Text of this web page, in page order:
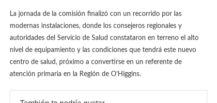
La jornada de la comisión finalizó con un recorrido por las
modernas instalaciones, donde los consejeros regionales y
autoridades del Servicio de Salud constataron en terreno el alto
nivel de equipamiento y las condiciones que tendrá este nuevo
centro de salud, próximo a convertirse en un referente de
atención primaria en la Región de O’Higgins.